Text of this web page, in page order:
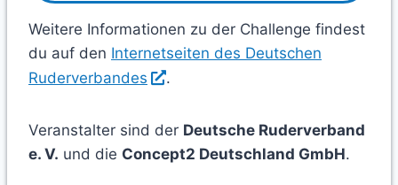
Weitere Informationen zu der Challenge findest
du auf den Internetseiten des Deutschen
Ruderverbandes
.
Veranstalter sind der Deutsche Ruderverband
e. V. und die Concept2 Deutschland GmbH.